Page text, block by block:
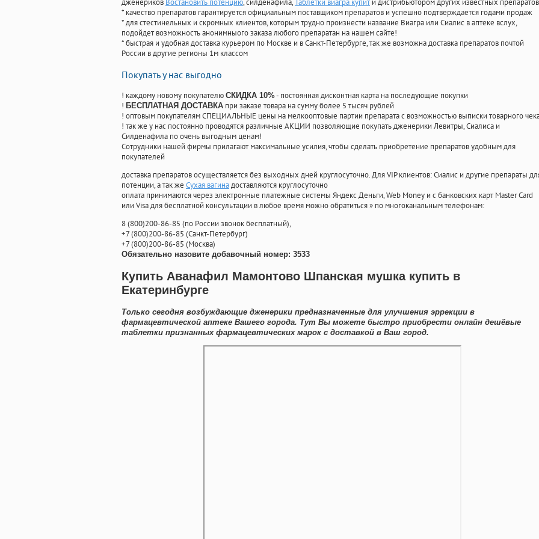
дженериков Востановить потенцию, силденафила, Таблетки виагра купити дистрибьютором других известных препаратов
* качество препаратов гарантируется официальным поставщиком препаратов и успешно подтверждается годами продаж
* для стестинельных и скромных клиентов, которым трудно произнести название Виагра или Сиалис в аптеке вслух,
подойдет возможность анонимныого заказа любого препаратан на нашем сайте!
* быстрая и удобная доставка курьером по Москве и в Санкт-Петербурге, так же возможна доставка препаратов почтой
России в другие регионы 1м классом
Покупать у нас выгодно
! каждому новому покупателю СКИДКА 10%- постоянная дисконтная карта на последующие покупки
! БЕСПЛАТНАЯ ДОСТАВКА при заказе товара на сумму более 5 тысяч рублей
! оптовым покупателям СПЕЦИАЛЬНЫЕ цены на мелкооптовые партии препарата с возможностью выписки товарного
! так же у нас постоянно проводятся различные АКЦИИ позволяющие покупать дженерики Левитры, Сиалиса и
Силденафила по очень выгодным ценам!
Cотрудники нашей фирмы прилагают максимальные усилия, чтобы сделать приобретение препаратов удобным для
покупателей
доставка препаратов осуществляется без выходных дней круглосуточно. Для VIP клиентов: Сиалис и другие препараты
потенции, а так же Сухая вагинадоставляются круглосуточно
оплата принимаются через электронные платежные системы Яндекс Деньги, Web Money и с банковских карт Master Card
или Visa для бесплатной консультации в любое время можно обратиться» по многоканальным телефонам:
8(800)200-86-85 (по России звонок бесплатный),
+7(800)200-86-85 (Санкт-Петербург)
+7(800)200-86-85 (Москва)
Обязательно назовите добавочный номер: 3533
Купить Аванафил Мамонтово Шпанская мушка купить в
Екатеринбурге
Только сегодня возбуждающие дженерики предназначенные для улучшения эррекции в
фармацевтической аптеке Вашего города. Тут Вы можете быстро приобрести онлайн дешёвые
таблетки признанных фармацевтических марок с доставкой в Ваш город.